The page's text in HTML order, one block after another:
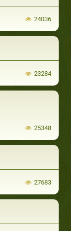
24036
23284
25348
27683